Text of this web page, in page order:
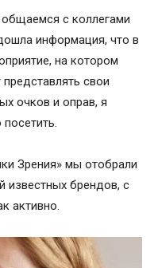
с коллегами
информация, что в
на котором
свои
очков и оправ, я
Зрения» мы отобрали
известных брендов, с
активно.